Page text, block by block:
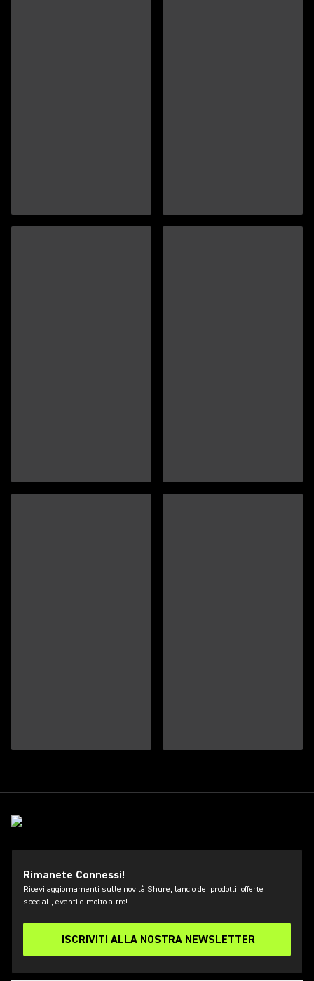
Rimanete Connessi!
Ricevi aggiornamenti sulle novità Shure, lancio dei prodotti, offerte
speciali, eventi e molto altro!
ISCRIVITI ALLA NOSTRA NEWSLETTER